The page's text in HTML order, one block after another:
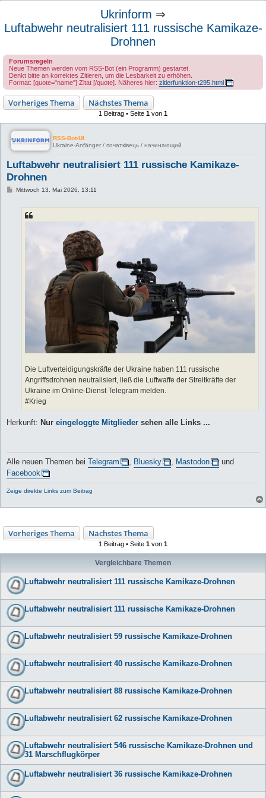
Ukrinform ⇒
Luftabwehr neutralisiert 111 russische Kamikaze-
Drohnen
Forumsregeln
Neue Themen werden vom RSS-Bot (ein Programm) gestartet.
Denkt bitte an korrektes Zitieren, um die Lesbarkeit zu erhöhen.
Format: [quote="name"] Zitat [/quote]. Näheres hier: zitierfunktion-t295.html
Vorheriges Thema Nächstes Thema
1 Beitrag • Seite 1 von 1
RSS-Bot-UI
Ukraine-Anfänger / початківець / начинающий
Luftabwehr neutralisiert 111 russische Kamikaze-
Drohnen
BMittwoch 13. Mai 2026, 13:11
Die Luftverteidigungskräfte der Ukraine haben 111 russische
Angriffsdrohnen neutralisiert, ließ die Luftwaffe der Streitkräfte der
Ukraine im Online-Dienst Telegram melden.
#Krieg
Herkunft: Nur eingeloggte Mitglieder sehen alle Links ...
Alle neuen Themen bei Telegram , Bluesky , Mastodon
und
Facebook
Zeige direkte Links zum Beitrag
Vorheriges Thema Nächstes Thema
1 Beitrag • Seite 1 von 1
Vergleichbare Themen
Luftabwehr neutralisiert 111 russische Kamikaze-Drohnen
Luftabwehr neutralisiert 111 russische Kamikaze-Drohnen
Luftabwehr neutralisiert 59 russische Kamikaze-Drohnen
Luftabwehr neutralisiert 40 russische Kamikaze-Drohnen
Luftabwehr neutralisiert 88 russische Kamikaze-Drohnen
Luftabwehr neutralisiert 62 russische Kamikaze-Drohnen
Luftabwehr neutralisiert 546 russische Kamikaze-Drohnen und
31 Marschflugkörper
Luftabwehr neutralisiert 36 russische Kamikaze-Drohnen